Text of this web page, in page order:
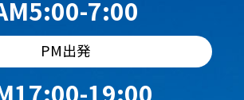
7:00
PM出発
19:00